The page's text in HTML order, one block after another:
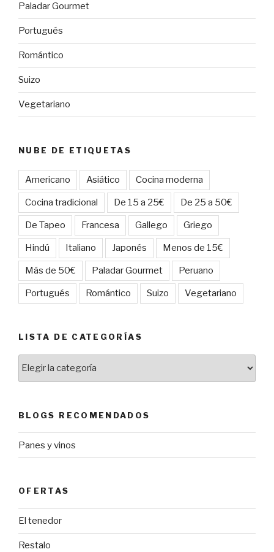
Paladar Gourmet
Portugués
Romántico
Suizo
Vegetariano
NUBE DE ETIQUETAS
Americano Asiático Cocina moderna
Cocina tradicional De 15 a 25€ De 25 a 50€
De Tapeo Francesa Gallego Griego
Hindú Italiano Japonés Menos de 15€
Más de 50€ Paladar Gourmet Peruano
Portugués Romántico Suizo Vegetariano
LISTA DE CATEGORÍAS
BLOGS RECOMENDADOS
Panes y vinos
OFERTAS
El tenedor
Restalo